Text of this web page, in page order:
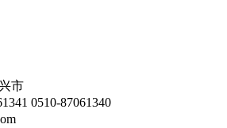
市
0510-87061340